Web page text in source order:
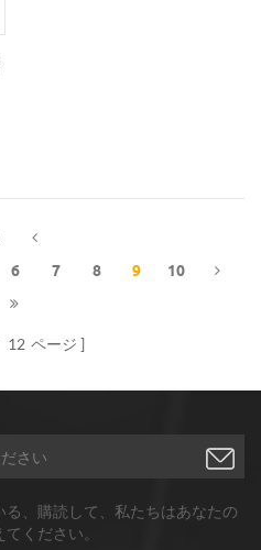
6 7 8 9 10
12 ページ
、購読して、私たちはあなたの
ください。